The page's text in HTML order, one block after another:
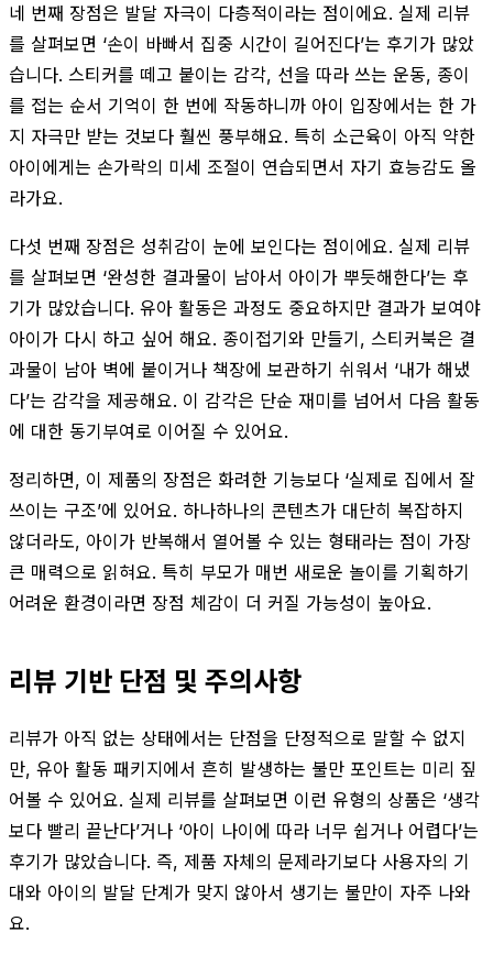
네 번째 장점은 발달 자극이 다층적이라는 점이에요. 실제 리뷰
를 살펴보면 ‘손이 바빠서 집중 시간이 길어진다’는 후기가 많았
습니다. 스티커를 떼고 붙이는 감각, 선을 따라 쓰는 운동, 종이
를 접는 순서 기억이 한 번에 작동하니까 아이 입장에서는 한 가
지 자극만 받는 것보다 훨씬 풍부해요. 특히 소근육이 아직 약한
아이에게는 손가락의 미세 조절이 연습되면서 자기 효능감도 올
라가요.
다섯 번째 장점은 성취감이 눈에 보인다는 점이에요. 실제 리뷰
를 살펴보면 ‘완성한 결과물이 남아서 아이가 뿌듯해한다’는 후
기가 많았습니다. 유아 활동은 과정도 중요하지만 결과가 보여야
아이가 다시 하고 싶어 해요. 종이접기와 만들기, 스티커북은 결
과물이 남아 벽에 붙이거나 책장에 보관하기 쉬워서 ‘내가 해냈
다’는 감각을 제공해요. 이 감각은 단순 재미를 넘어서 다음 활동
에 대한 동기부여로 이어질 수 있어요.
정리하면, 이 제품의 장점은 화려한 기능보다 ‘실제로 집에서 잘
쓰이는 구조’에 있어요. 하나하나의 콘텐츠가 대단히 복잡하지
않더라도, 아이가 반복해서 열어볼 수 있는 형태라는 점이 가장
큰 매력으로 읽혀요. 특히 부모가 매번 새로운 놀이를 기획하기
어려운 환경이라면 장점 체감이 더 커질 가능성이 높아요.
리뷰 기반 단점 및 주의사항
리뷰가 아직 없는 상태에서는 단점을 단정적으로 말할 수 없지
만, 유아 활동 패키지에서 흔히 발생하는 불만 포인트는 미리 짚
어볼 수 있어요. 실제 리뷰를 살펴보면 이런 유형의 상품은 ‘생각
보다 빨리 끝난다’거나 ‘아이 나이에 따라 너무 쉽거나 어렵다’는
후기가 많았습니다. 즉, 제품 자체의 문제라기보다 사용자의 기
대와 아이의 발달 단계가 맞지 않아서 생기는 불만이 자주 나와
요.